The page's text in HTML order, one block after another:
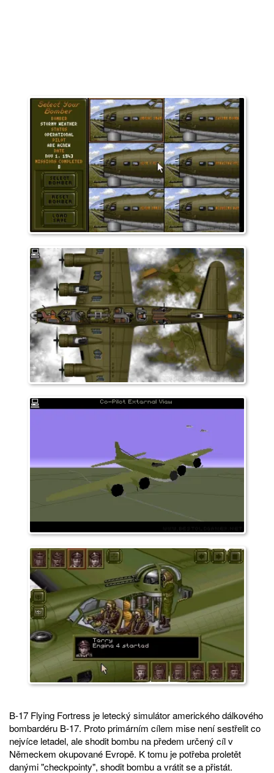
B-17 Flying Fortress je letecký simulátor amerického dálkového
bombardéru B-17. Proto primárním cílem mise není sestřelit co
nejvíce letadel, ale shodit bombu na předem určený cíl v
Německem okupované Evropě. K tomu je potřeba proletět
danými "checkpointy", shodit bombu a vrátit se a přistát.